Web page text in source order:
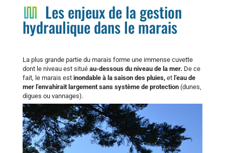
Les enjeux de la gestion
hydraulique dans le marais
La plus grande partie du marais forme une immense cuvette
dont le niveau est situéau-dessous du niveau de la mer. De ce
fait, le marais est inondable à la saison des pluies,et l’eau de
mer l’envahirait largement sans système de protection(dunes,
digues ou vannages).